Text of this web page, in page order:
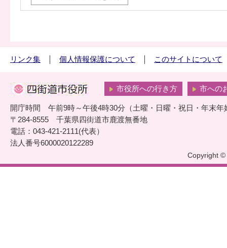
リンク集 個人情報保護について このサイトについて
市役所への行き方 市への
開庁時間 午前9時～午後4時30分（土曜・日曜・祝日・年末年
〒284-8555 千葉県四街道市鹿渡無番地
電話：043-421-2111(代表）
法人番号6000020122289
Copyright ©